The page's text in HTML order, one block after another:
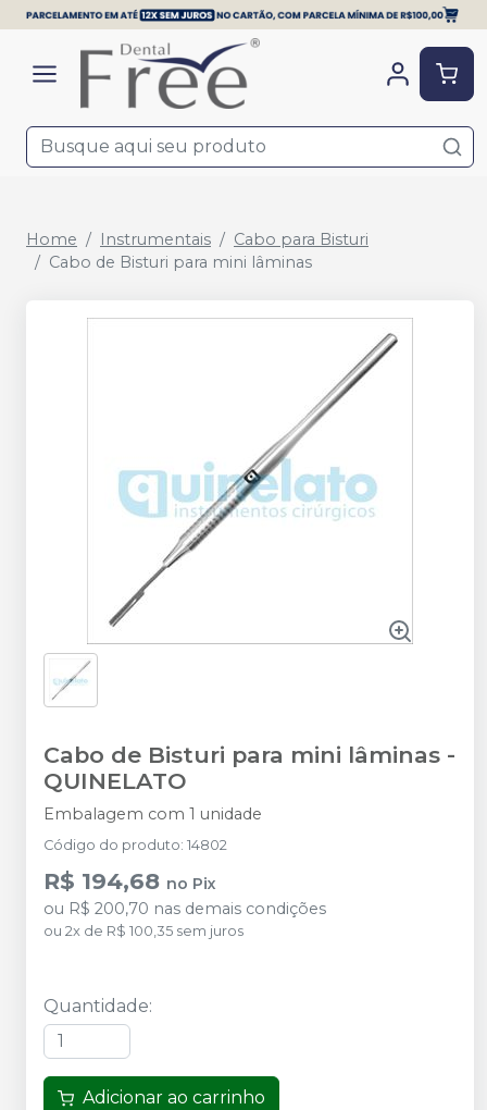
Home Instrumentais
Cabo para Bisturi
Cabo de Bisturi para mini lâminas
Cabo de Bisturi para mini lâminas -
QUINELATO
Embalagem com 1 unidade
Código do produto: 14802
R$ 194,68 no Pix
ou R$ 200,70 nas demais condições
ou 2x de R$ 100,35 sem juros
Quantidade:
Adicionar ao carrinho